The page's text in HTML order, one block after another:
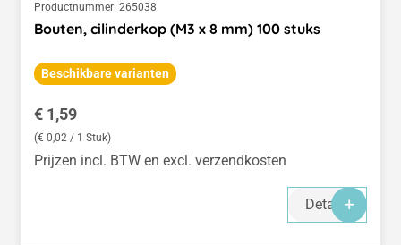
Productnummer: 265038
Bouten, cilinderkop (M3 x 8 mm) 100 stuks
Beschikbare varianten
Normale prijs:
€ 1,59
(€ 0,02 / 1 Stuk)
Prijzen incl. BTW en excl. verzendkosten
Details